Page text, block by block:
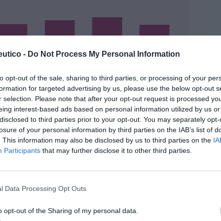
- Do Not Process My Personal Information
opt-out of the sale, sharing to third parties, or processing of your
for targeted advertising by us, please use the below opt-out
selection. Please note that after your opt-out request is processed
interest-based ads based on personal information utilized by us
to third parties prior to your opt-out. You may separately
of your personal information by third parties on the IAB’s list of
This information may also be disclosed by us to third parties on the
Participants that may further disclose it to other third parties.
Data Processing Opt Outs
opt-out of the Sharing of my personal data.
en todos los tramos, siendo los del